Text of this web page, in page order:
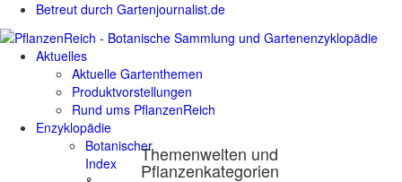
Betreut durch Gartenjournalist.de
Aktuelles
Aktuelle Gartenthemen
Produktvorstellungen
Rund ums PflanzenReich
Enzyklopädie
Botanischer
Index
Themenwelten und
Pflanzenkategorien